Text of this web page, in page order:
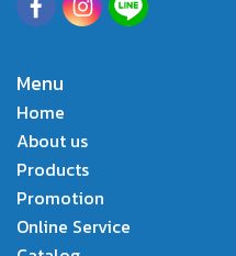
Menu
Home
About us
Products
Promotion
Online Service